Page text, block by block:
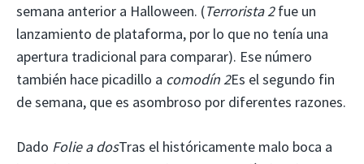
semana anterior a Halloween. (Terrorista 2fue un
lanzamiento de plataforma, por lo que no tenía una
apertura tradicional para comparar). Ese número
también hace picadillo a comodín 2Es el segundo fin
de semana, que es asombroso por diferentes razones.
Dado Folie a dosTras el históricamente malo boca a